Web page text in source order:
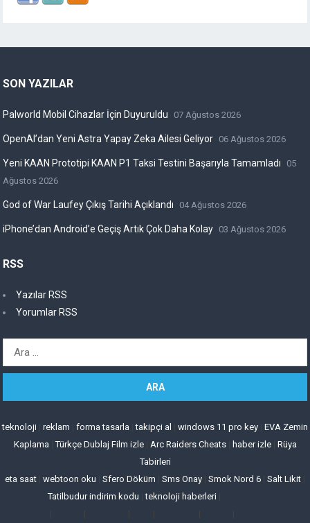
SON YAZILAR
Palworld Mobil Cihazlar İçin Duyuruldu 07 Ağustos 2026
OpenAI’dan Yeni Astra Yapay Zeka Ailesi Geliyor 06 Ağustos 2026
Yeni KAAN Prototipi KAAN P1 Taksi Testini Başarıyla Tamamladı
05
Ağustos 2026
God of War Laufey Çıkış Tarihi Açıklandı 04 Ağustos 2026
iPhone’dan Android’e Geçiş Artık Çok Daha Kolay 03 Ağustos 2026
RSS
Yazılar RSS
Yorumlar RSS
Arama:
teknoloji reklam forma tasarla |takipçi al windows 11 pro key EVA Zemin
Kaplama |Türkçe Dublaj Film izle| Arc Raiders Cheats| haber izle| Rüya
Tabirleri
eta saat webtoon oku Sfero Döküm Sms Onay Smok Nord 6 Salt Likit
Tatilbudur indirim kodu |teknoloji haberleri|